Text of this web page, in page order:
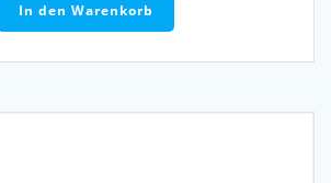
In den Warenkorb